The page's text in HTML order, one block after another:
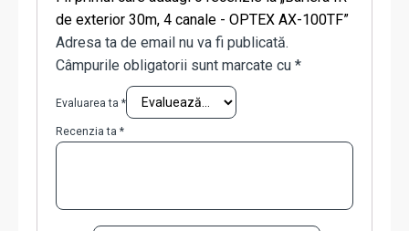
de exterior 30m, 4 canale - OPTEX AX-100TF”
Adresa ta de email nu va fi publicată.
Câmpurile obligatorii sunt marcate cu *
Evaluarea ta *
Recenzia ta *